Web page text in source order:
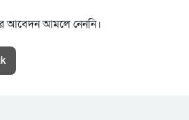
আবেদন আমলে নেননি।